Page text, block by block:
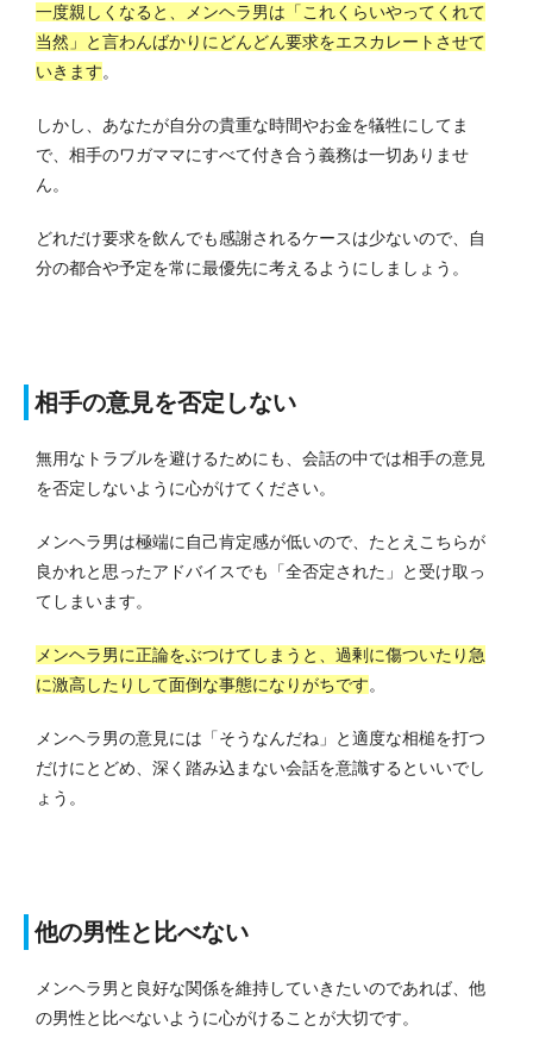
一度親しくなると、メンヘラ男は「これくらいやってくれて
当然」と言わんばかりにどんどん要求をエスカレートさせて
いきます。
しかし、あなたが自分の貴重な時間やお金を犠牲にしてま
で、相手のワガママにすべて付き合う義務は一切ありませ
ん。
どれだけ要求を飲んでも感謝されるケースは少ないので、自
分の都合や予定を常に最優先に考えるようにしましょう。
相手の意見を否定しない
無用なトラブルを避けるためにも、会話の中では相手の意見
を否定しないように心がけてください。
メンヘラ男は極端に自己肯定感が低いので、たとえこちらが
良かれと思ったアドバイスでも「全否定された」と受け取っ
てしまいます。
メンヘラ男に正論をぶつけてしまうと、過剰に傷ついたり急
に激高したりして面倒な事態になりがちです。
メンヘラ男の意見には「そうなんだね」と適度な相槌を打つ
だけにとどめ、深く踏み込まない会話を意識するといいでし
ょう。
他の男性と比べない
メンヘラ男と良好な関係を維持していきたいのであれば、他
の男性と比べないように心がけることが大切です。